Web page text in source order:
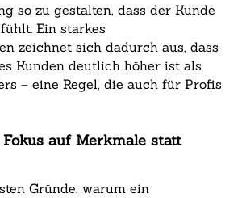
so zu gestalten, dass der Kunde
Ein starkes
zeichnet sich dadurch aus, dass
Kunden deutlich höher ist als
– eine Regel, die auch für Profis
auf Merkmale statt
Gründe, warum ein